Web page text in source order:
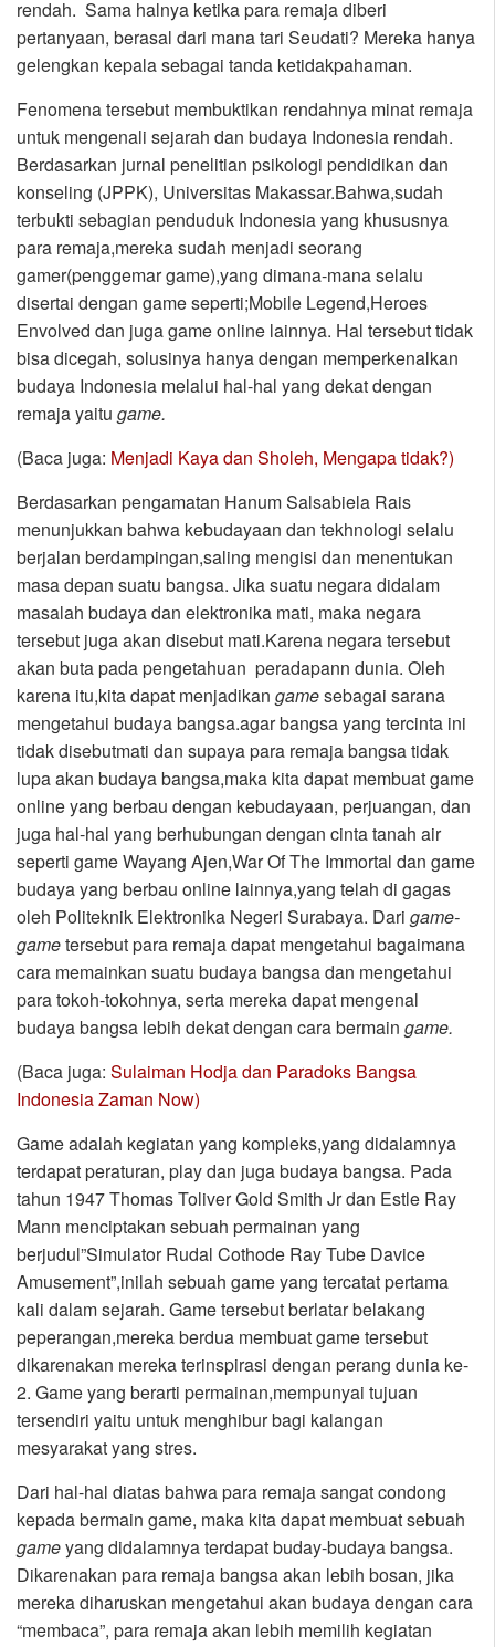
rendah. Sama halnya ketika para remaja diberi
pertanyaan, berasal dari mana tari Seudati? Mereka hanya
gelengkan kepala sebagai tanda ketidakpahaman.
Fenomena tersebut membuktikan rendahnya minat remaja
untuk mengenali sejarah dan budaya Indonesia rendah.
Berdasarkan jurnal penelitian psikologi pendidikan dan
konseling (JPPK), Universitas Makassar.Bahwa,sudah
terbukti sebagian penduduk Indonesia yang khususnya
para remaja,mereka sudah menjadi seorang
gamer(penggemar game),yang dimana-mana selalu
disertai dengan game seperti;Mobile Legend,Heroes
Envolved dan juga game online lainnya. Hal tersebut tidak
bisa dicegah, solusinya hanya dengan memperkenalkan
budaya Indonesia melalui hal-hal yang dekat dengan
remaja yaitu game.
(Baca juga: Menjadi Kaya dan Sholeh, Mengapa tidak?)
Berdasarkan pengamatan Hanum Salsabiela Rais
menunjukkan bahwa kebudayaan dan tekhnologi selalu
berjalan berdampingan,saling mengisi dan menentukan
masa depan suatu bangsa. Jika suatu negara didalam
masalah budaya dan elektronika mati, maka negara
tersebut juga akan disebut mati.Karena negara tersebut
akan buta pada pengetahuan peradapann dunia. Oleh
karena itu,kita dapat menjadikan gamesebagai sarana
mengetahui budaya bangsa.agar bangsa yang tercinta ini
tidak disebutmati dan supaya para remaja bangsa tidak
lupa akan budaya bangsa,maka kita dapat membuat game
online yang berbau dengan kebudayaan, perjuangan, dan
juga hal-hal yang berhubungan dengan cinta tanah air
seperti game Wayang Ajen,War Of The Immortal dan game
budaya yang berbau online lainnya,yang telah di gagas
oleh Politeknik Elektronika Negeri Surabaya. Dari game-
gametersebut para remaja dapat mengetahui bagaimana
cara memainkan suatu budaya bangsa dan mengetahui
para tokoh-tokohnya, serta mereka dapat mengenal
budaya bangsa lebih dekat dengan cara bermain game.
(Baca juga: Sulaiman Hodja dan Paradoks Bangsa
Indonesia Zaman Now)
Game adalah kegiatan yang kompleks,yang didalamnya
terdapat peraturan, play dan juga budaya bangsa. Pada
tahun 1947 Thomas Toliver Gold Smith Jr dan Estle Ray
Mann menciptakan sebuah permainan yang
berjudul”Simulator Rudal Cothode Ray Tube Davice
Amusement”,inilah sebuah game yang tercatat pertama
kali dalam sejarah. Game tersebut berlatar belakang
peperangan,mereka berdua membuat game tersebut
dikarenakan mereka terinspirasi dengan perang dunia ke-
2. Game yang berarti permainan,mempunyai tujuan
tersendiri yaitu untuk menghibur bagi kalangan
mesyarakat yang stres.
Dari hal-hal diatas bahwa para remaja sangat condong
kepada bermain game, maka kita dapat membuat sebuah
gameyang didalamnya terdapat buday-budaya bangsa.
Dikarenakan para remaja bangsa akan lebih bosan, jika
mereka diharuskan mengetahui akan budaya dengan cara
“membaca”, para remaja akan lebih memilih kegiatan